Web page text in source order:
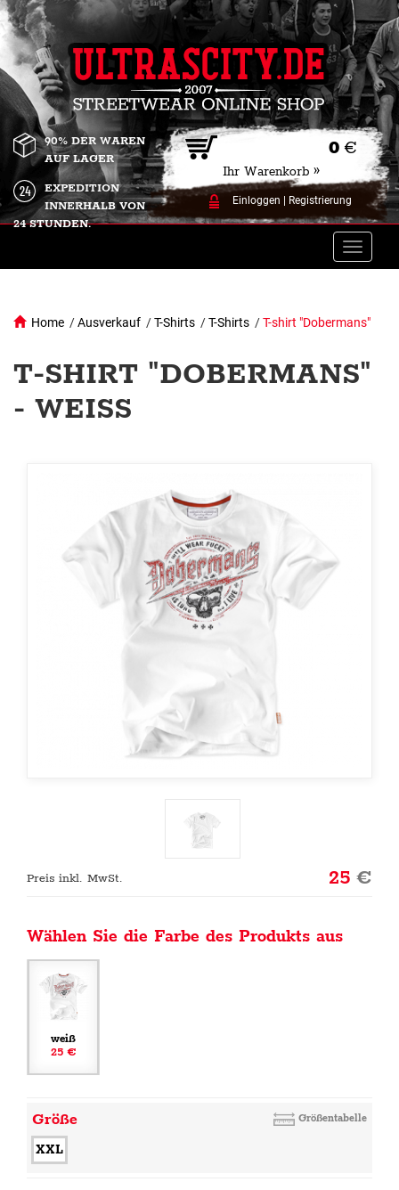
0 €
Ihr Warenkorb »
Einloggen Registrierung
90% DER WAREN
AUF LAGER
EXPEDITION
INNERHALB VON
24 STUNDEN.
Toggle
Home /Ausverkauf /T-Shirts /T-Shirts /T-shirt "Dobermans"
T-SHIRT "DOBERMANS"
- WEISS
Preis inkl. MwSt. 25€
Wählen Sie die Farbe des Produkts aus
weiß
25 €
Größe Größentabelle
XXL